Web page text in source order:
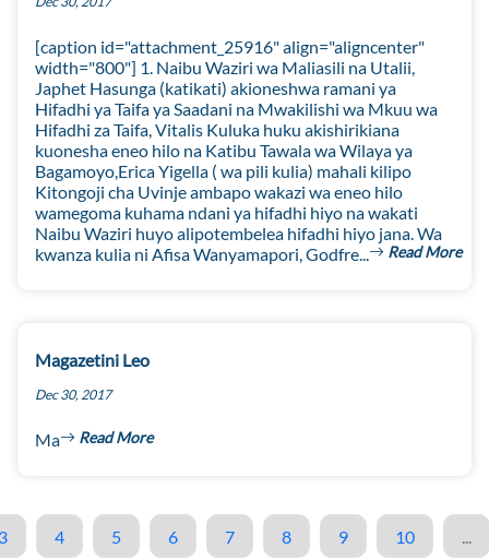
[caption id="attachment_25916" align="aligncenter"
width="800"] 1. Naibu Waziri wa Maliasili na Utalii,
Japhet Hasunga (katikati) akioneshwa ramani ya
Hifadhi ya Taifa ya Saadani na Mwakilishi wa Mkuu wa
Hifadhi za Taifa, Vitalis Kuluka huku akishirikiana
kuonesha eneo hilo na Katibu Tawala wa Wilaya ya
Bagamoyo,Erica Yigella ( wa pili kulia) mahali kilipo
Kitongoji cha Uvinje ambapo wakazi wa eneo hilo
wamegoma kuhama ndani ya hifadhi hiyo na wakati
Naibu Waziri huyo alipotembelea hifadhi hiyo jana. Wa
kwanza kulia ni Afisa Wanyamapori, Godfre...
Read More
Magazetini Leo
Dec 30, 2017
Ma Read More
4 5 6 7 8 9 10